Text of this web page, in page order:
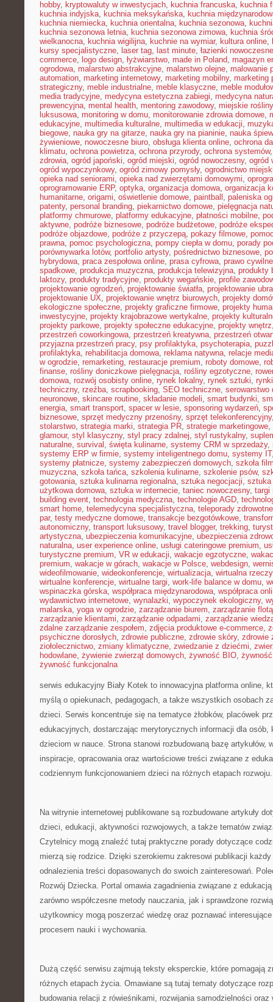
hobby, kryptowaluty w inwestycjach, kuchnia francuska, kuchnia
kuchnia indyjska, kuchnia meksykańska, kuchnia
kuchnia niemiecka, kuchnia orientalna, kuchnia sezonowa,
kuchnia sezonowa letnia, kuchnia sezonowa zimowa, kuchnia
wielkanocna, kuchnia wigilijna, kuchnie na wymiar, kultura online,
kursy specjalistyczne, laser tag, last minute, łazienki nowoczesne
commerce, logo design, łyżwiarstwo, made in Poland, magazyn
ogrodowa, malarstwo abstrakcyjne, malarstwo olejne, malowanie
automation, marketing internetowy, marketing mobilny, marketing
strategiczny, meble industrialne, meble klasyczne, meble
media tradycyjne, medycyna estetyczna zabiegi, medycyna
prewencyjna, mental health, mentoring zawodowy, miejskie rośliny
luksusowa, monitoring w domu, monitorowanie zdrowia domowe,
edukacyjne, multimedia kulturalne, multimedia w edukacji,
biegowe, nauka gry na gitarze, nauka gry na pianinie, nauka
żywieniowe, nowoczesne biuro, obsługa klienta online, ochrona
klimatu, ochrona powietrza, ochrona przyrody, ochrona systemów
zdrowia, ogród japoński, ogród miejski, ogród nowoczesny, ogród
ogród wypoczynkowy, ogród zimowy pomysły, ogrodnictwo
opieka nad seniorami, opieka nad zwierzętami domowymi,
oprogramowanie ERP, optyka, organizacja domowa, organizacja
humanitarne, origami, oświetlenie domowe, paintball , paleniska
patenty, personal branding, piekarnictwo domowe, pielęgnacja
platformy chmurowe, platformy edukacyjne, płatności mobilne,
aktywne, podróże biznesowe, podróże budżetowe, podróże
podróże objazdowe, podróże z przyczepą, pokazy filmowe,
prawna, pomoc psychologiczna, pompy ciepła w domu, porady
porównywarka lotów, portfolio artysty, pośrednictwo biznesowe,
hybrydowa, praca zespołowa online, prasa cyfrowa, prawo
spadkowe, produkcja muzyczna, produkcja telewizyjna, produkty
laktozy, produkty tradycyjne, produkty wegańskie, profile
projektowanie ogrodzeń, projektowanie światła, projektowanie
projektowanie UX, projektowanie wnętrz biurowych, projekty
ekologiczne społeczne, projekty graficzne firmowe, projekty
inwestycyjne, projekty krajobrazowe wertykalne, projekty
projekty parkowe, projekty społeczne edukacyjne, projekty wnętrz
przestrzeń coworkingowa, przestrzeń kreatywna, przestrzeń
przyjazna przestrzeń pracy, psy profilaktyka, psychoterapia,
profilaktyka, rehabilitacja domowa, reklama natywna, relacje
w ogrodzie, remarketing, restauracje premium, roboty domowe,
finanse, rośliny doniczkowe pielęgnacja, rośliny egzotyczne,
domowa, rozwój osobisty online, rynek lokalny, rynek sztuki,
techniczny, rzeźba, scrapbooking, SEO techniczne, serowarstwo
neuronowe, skincare routine, składanie modeli, smart budynki,
energia, smart transport, spacer w lesie, sponsoring wydarzeń,
biznesowe, sprzęt medyczny przenośny, sprzęt telekonferencyjny
stolarstwo, strategia marki, strategia PR, strategie marketingowe,
glamour, styl klasyczny, styl pracy zdalnej, styl rustykalny,
naturalne, survival , święta kulinarne, systemy CRM w sprzedaży,
systemy ERP w firmie, systemy inteligentnego domu, systemy IT
systemy płatnicze, systemy zabezpieczeń domowych, szkoła
muzyczna, szkoła tańca, szkolenia kulinarne, szkolenie psów,
gotowania, sztuka kulinarna regionalna, sztuka negocjacji, sztuka
użytkowa domowa, sztuka w internecie, taniec nowoczesny, targi
building event, technologia medyczna, technologie AGD,
smart home, telemedycyna specjalistyczna, teleporady zdrowotne
par, testy medyczne domowe, transakcje bezgotówkowe,
autonomiczny, transport luksusowy, travel blogger, trekking,
artystyczna, ubezpieczenia komunikacyjne, ubezpieczenia
naturalna, user experience online, usługi cateringowe premium,
turystyczne premium, VR w edukacji, wakacje egzotyczne,
premium, wakacje w górach, wakacje w Polsce, webdesign,
wideofilmowanie, wideokonferencje, wirtualizacja, wirtualna
wirtualne konferencje, wirtualne targi, work-life balance w domu,
wspinaczka górska, współpraca międzynarodowa, współpraca
wydawnictwo internetowe, wynalazki, wypoczynek ekologiczny,
malarska, yoga w ogrodzie, zarządzanie biurem, zarządzanie flotą
zarządzanie klientami, zarządzanie odpadami, zarządzanie
zdalne zarządzanie zespołem, zdjęcia produktowe e-commerce,
psychiczne dorosłych, zdrowie publiczne, zdrowie skóry, zdrowie
ziołolecznictwo, zmiany klimatyczne, zwiedzanie z dziećmi,
hodowlane, żywienie zwierząt domowych, żywność BIO,
żywność funkcjonalna
serwis edukacyjny Biały Kotek to innowacyjna platforma online,
myślą o opiekunach, pedagogach, a także wszystkich osobach
dzieci. Serwis koncentruje się na tematyce żłobków, placówek
edukacyjnych, dostarczając merytorycznych informacji dla osób,
dzieciom w nauce. Strona stanowi rozbudowaną bazę artykułów,
inspiracje, opracowania oraz wartościowe treści związane z
codziennym funkcjonowaniem dzieci na różnych etapach rozwoju.
Na witrynie internetowej publikowane są rozbudowane artykuły
dzieci, edukacji, aktywności rozwojowych, a także tematów
Czytelnicy mogą znaleźć tutaj praktyczne porady dotyczące
mierzą się rodzice. Dzięki szerokiemu zakresowi publikacji
odnalezienia treści dopasowanych do swoich zainteresowań.
Rozwój Dziecka. Portal omawia zagadnienia związane z
zarówno współczesne metody nauczania, jak i sprawdzone
użytkownicy mogą poszerzać wiedzę oraz poznawać
procesem nauki i wychowania.
Dużą część serwisu zajmują teksty eksperckie, które pomagają
różnych etapach życia. Omawiane są tutaj tematy dotyczące
budowania relacji z rówieśnikami, rozwijania samodzielności